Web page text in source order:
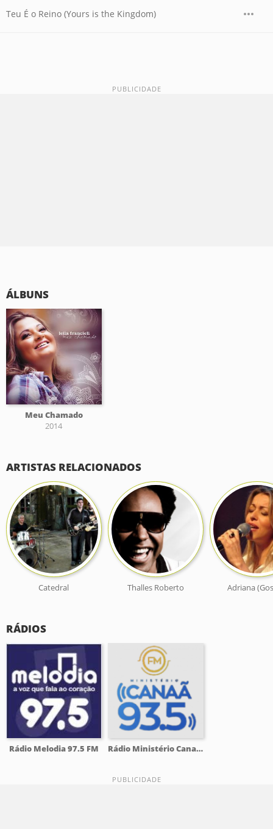
Teu É o Reino (Yours is the Kingdom)
ÁLBUNS
Meu Chamado
2014
ARTISTAS RELACIONADOS
Catedral Thalles Roberto Adriana
RÁDIOS
Rádio Melodia 97.5 FM Rádio Ministério Canaã 93.5 FM